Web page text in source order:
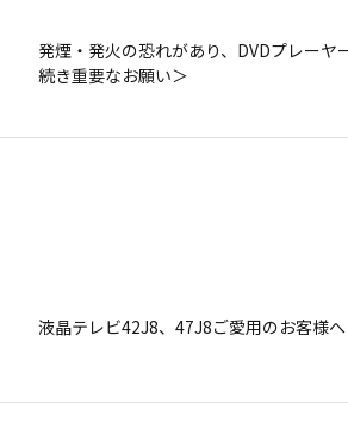
発煙・発火の恐れがあり、DVDプレー
続き重要なお願い＞
液晶テレビ42J8、47J8ご愛用のお客様
液晶テレビ42J8、47J8ご愛用のお客様
カラーテレビに使用している電解コンデ
償点検・修理のお知らせ＞
発煙・発火の恐れがあり、DVDプレー
続き重要なお願い＞
カセットVTR「A-B8」ご愛用のお客様へ
サイネージディスプレイ 42J8SNG、
ン株式会社）